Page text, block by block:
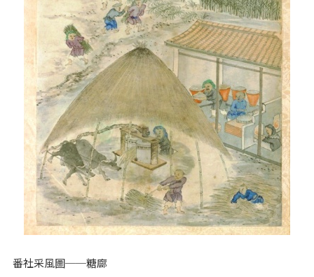
番社采風圖──糖廍